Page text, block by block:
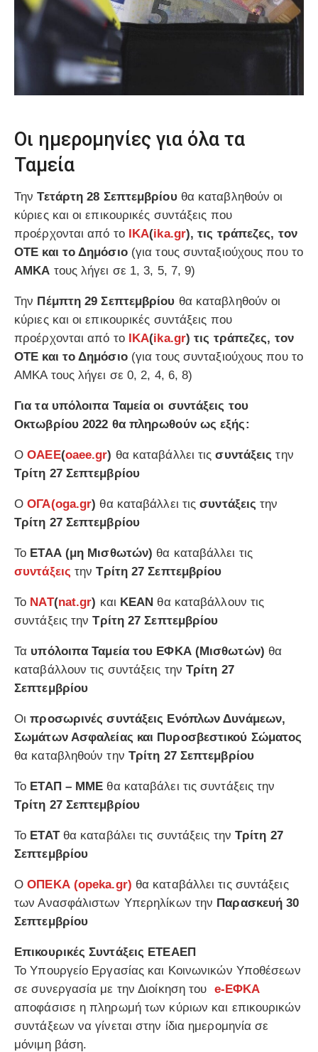
Oι ημερομηνίες για όλα τα
Ταμεία
ΤηνΤετάρτη 28 Σεπτεμβρίου θα καταβληθούν οι
κύριες και οι επικουρικές συντάξεις που
προέρχονται από το ΙΚΑ(ika.gr), τις τράπεζες, τον
ΟΤΕ και το Δημόσιο (για τους συνταξιούχους που το
ΑΜΚΑ τους λήγει σε 1, 3, 5, 7, 9)
Την Πέμπτη 29 Σεπτεμβρίου θα καταβληθούν οι
κύριες και οι επικουρικές συντάξεις που
προέρχονται από το ΙΚΑ(ika.gr) τις τράπεζες, τον
ΟΤΕ και το Δημόσιο (για τους συνταξιούχους που το
ΑΜΚΑ τους λήγει σε 0, 2, 4, 6, 8)
Για τα υπόλοιπα Ταμεία οι συντάξεις του
Οκτωβρίου 2022 θα πληρωθούν ως εξής:
ΟΟΑΕΕ(oaee.gr) θα καταβάλλει τιςσυντάξεις την
Τρίτη 27 Σεπτεμβρίου
ΟΟΓΑ(oga.gr) θα καταβάλλει τιςσυντάξεις την
Τρίτη 27 Σεπτεμβρίου
Το ΕΤΑΑ (μη Μισθωτών) θα καταβάλλει τις
συντάξεις τηνΤρίτη 27 Σεπτεμβρίου
Το ΝΑΤ(nat.gr) και ΚΕΑΝ θα καταβάλλουν τις
συντάξεις τηνΤρίτη 27 Σεπτεμβρίου
Τα υπόλοιπα Ταμεία του ΕΦΚΑ (Μισθωτών) θα
καταβάλλουν τις συντάξεις τηνΤρίτη 27
Σεπτεμβρίου
Οι προσωρινές συντάξεις Ενόπλων Δυνάμεων,
Σωμάτων Ασφαλείας και Πυροσβεστικού Σώματος
θα καταβληθούν την Τρίτη 27 Σεπτεμβρίου
Το ΕΤΑΠ – ΜΜΕ θα καταβάλει τις συντάξεις την
Τρίτη 27 Σεπτεμβρίου
Το ΕΤΑΤθα καταβάλει τις συντάξεις την Τρίτη 27
Σεπτεμβρίου
ΟΟΠΕΚΑ (opeka.gr) θα καταβάλλει τις συντάξεις
των Ανασφάλιστων Υπερηλίκων την Παρασκευή 30
Σεπτεμβρίου
Επικουρικές Συντάξεις ΕΤΕΑΕΠ
Το Υπουργείο Εργασίας και Κοινωνικών Υποθέσεων
σε συνεργασία με την Διοίκηση του e-ΕΦΚΑ
αποφάσισε η πληρωμή των κύριων και επικουρικών
συντάξεων να γίνεται στην ίδια ημερομηνία σε
μόνιμη βάση.